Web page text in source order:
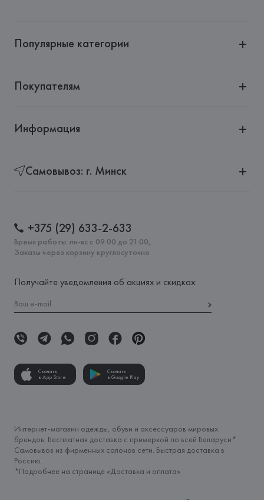
Популярные категории
Покупателям
Информация
Самовывоз: г. Минск
+375 (29) 633-2-633
Время работы: пн-вс с 09:00 до 21:00,
Заказы через корзину круглосуточно
Получайте уведомления об акциях и скидках:
Скачать
в App Store
Скачать
в Google Play
Интернет-магазин одежды, обуви и аксессуаров мировых
брендов. Бесплатная доставка с примеркой по всей Беларуси*.
Самовывоз из фирменных салонов сети. Быстрая доставка в
Россию.
*Подробнее на странице «Доставка и оплата»